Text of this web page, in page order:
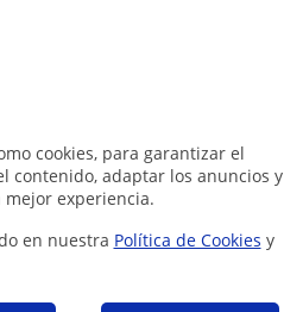
cookies, para garantizar el
contenido, adaptar los anuncios y
experiencia.
en nuestra Política de Cookies y
perfil?Cuéntanos